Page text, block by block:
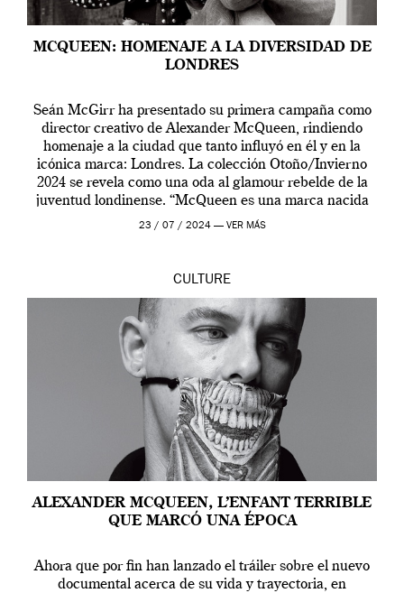
MCQUEEN: HOMENAJE A LA DIVERSIDAD DE
LONDRES
Seán McGirr ha presentado su primera campaña como
director creativo de Alexander McQueen, rindiendo
homenaje a la ciudad que tanto influyó en él y en la
icónica marca: Londres. La colección Otoño/Invierno
2024 se revela como una oda al glamour rebelde de la
juventud londinense. “McQueen es una marca nacida
en Londres y siempre ha […]
23 / 07 / 2024 — VER MÁS
CULTURE
ALEXANDER MCQUEEN, L’ENFANT TERRIBLE
QUE MARCÓ UNA ÉPOCA
Ahora que por fin han lanzado el tráiler sobre el nuevo
documental acerca de su vida y trayectoria, en